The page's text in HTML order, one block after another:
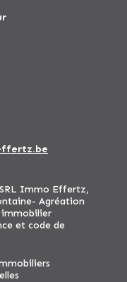
Immo Effertz,
Agréation
immobilier
et code de